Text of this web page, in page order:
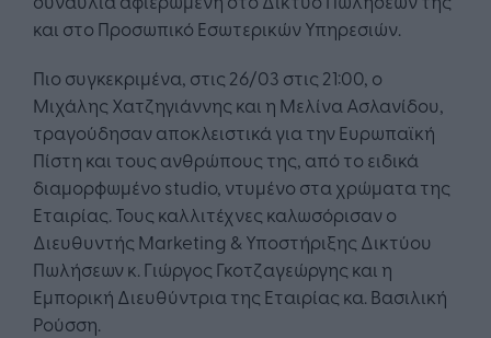
και στο Προσωπικό Εσωτερικών Υπηρεσιών.
Πιο συγκεκριμένα, στις 26/03 στις 21:00, ο
Μιχάλης Χατζηγιάννης και η Μελίνα Ασλανίδου,
τραγούδησαν αποκλειστικά για την Ευρωπαϊκή
Πίστη και τους ανθρώπους της, από το ειδικά
διαμορφωμένο studio, ντυμένο στα χρώματα της
Εταιρίας. Τους καλλιτέχνες καλωσόρισαν ο
Διευθυντής Marketing & Υποστήριξης Δικτύου
Πωλήσεων κ. Γιώργος Γκοτζαγεώργης και η
Εμπορική Διευθύντρια της Εταιρίας κα. Βασιλική
Ρούσση.